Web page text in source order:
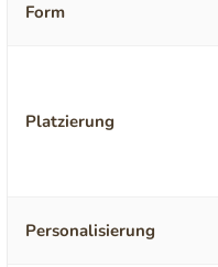
Form
Platzierung
Personalisierung